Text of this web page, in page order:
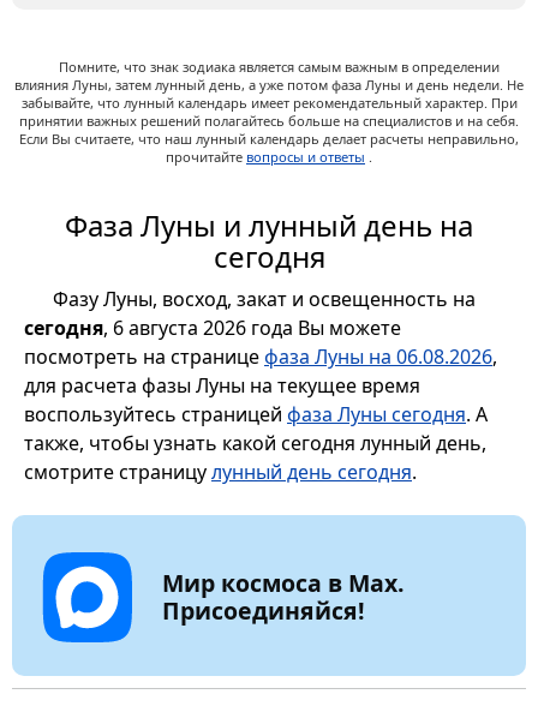
Помните, что знак зодиака является самым важным в определении
влияния Луны, затем лунный день, а уже потом фаза Луны и день недели. Не
забывайте, что лунный календарь имеет рекомендательный характер. При
принятии важных решений полагайтесь больше на специалистов и на себя.
Если Вы считаете, что наш лунный календарь делает расчеты неправильно,
прочитайте вопросы и ответы .
Фаза Луны и лунный день на
сегодня
Фазу Луны, восход, закат и освещенность на
сегодня, 6 августа 2026 года Вы можете
посмотреть на страницефаза Луны на 06.08.2026,
для расчета фазы Луны на текущее время
воспользуйтесь страницей фаза Луны сегодня. А
также, чтобы узнать какой сегодня лунный день,
смотрите страницулунный день сегодня.
Мир космоса в Max.
Присоединяйся!